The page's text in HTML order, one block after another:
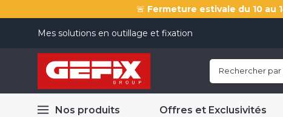
🚨 Fermeture estivale du 10
Mes solutions en outillage et fixation
Nos produits Offres et Exclusivités